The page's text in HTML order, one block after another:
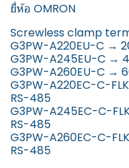
ยี่ห้อ OMRON
Screwless clamp
G3PW-A220EU-C →
G3PW-A245EU-C →
G3PW-A260EU-C →
G3PW-A220EC-C-
RS-485
G3PW-A245EC-C-
RS-485
G3PW-A260EC-C-
RS-485